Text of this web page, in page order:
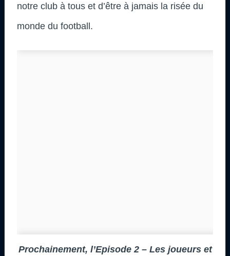
notre club à tous et d’être à jamais la risée du
monde du football.
Prochainement, l’Episode 2 – Les joueurs et